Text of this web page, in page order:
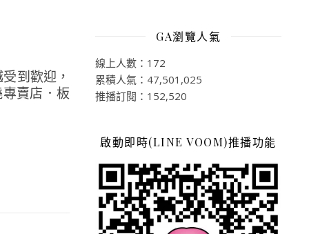
到歡迎，
賣店．板
GA瀏覽人氣
線上人數：172
累積人氣：47,501,025
推播訂閱：152,520
啟動即時(LINE VOOM)推播功能